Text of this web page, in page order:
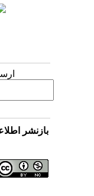
ارسال پیام
بازنشر اطلاعات
این
4.0